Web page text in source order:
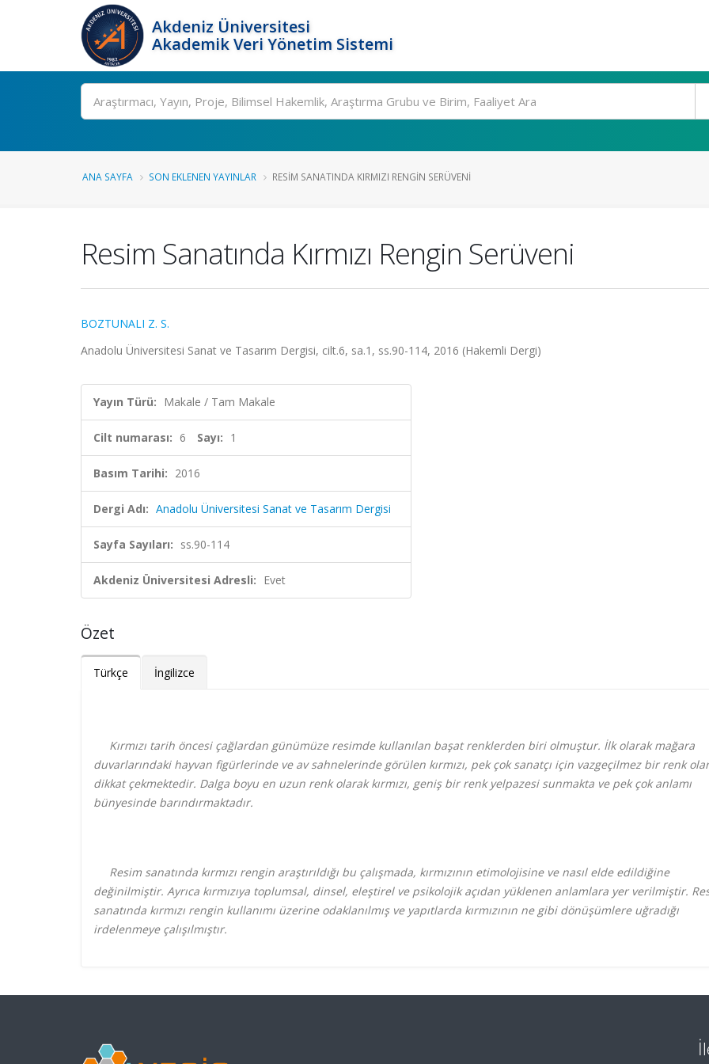
Akdeniz Üniversitesi
Akademik Veri Yönetim Sistemi
Ara
ANA SAYFA SON EKLENEN YAYINLAR RESIM SANATINDA KIRMIZI RENGIN SERÜVENI
Resim Sanatında Kırmızı Rengin Serüveni
BOZTUNALI Z. S.
Anadolu Üniversitesi Sanat ve Tasarım Dergisi, cilt.6, sa.1, ss.90-114, 2016 (Hakemli Dergi)
Yayın Türü: Makale / Tam Makale
Cilt numarası: 6 Sayı: 1
Basım Tarihi: 2016
Dergi Adı: Anadolu Üniversitesi Sanat ve Tasarım Dergisi
Sayfa Sayıları: ss.90-114
Akdeniz Üniversitesi Adresli: Evet
Özet
Türkçe İngilizce
Kırmızı tarih öncesi çağlardan günümüze resimde kullanılan başat renklerden biri olmuştur. İlk olarak mağara
duvarlarındaki hayvan figürlerinde ve av sahnelerinde görülen kırmızı, pek çok sanatçı için vazgeçilmez bir renk
dikkat çekmektedir. Dalga boyu en uzun renk olarak kırmızı, geniş bir renk yelpazesi sunmakta ve pek çok anlamı
bünyesinde barındırmaktadır.
Resim sanatında kırmızı rengin araştırıldığı bu çalışmada, kırmızının etimolojisine ve nasıl elde edildiğine
değinilmiştir. Ayrıca kırmızıya toplumsal, dinsel, eleştirel ve psikolojik açıdan yüklenen anlamlara yer verilmiştir.
sanatında kırmızı rengin kullanımı üzerine odaklanılmış ve yapıtlarda kırmızının ne gibi dönüşümlere uğradığı
irdelenmeye çalışılmıştır.